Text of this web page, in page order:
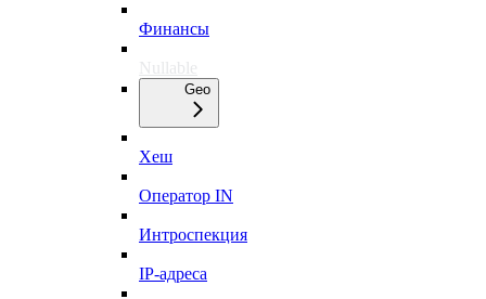
Финансы
Nullable
Geo
Хеш
Оператор IN
Интроспекция
IP-адреса